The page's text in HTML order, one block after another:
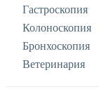
Гастроскопия
Колоноскопия
Бронхоскопия
Ветеринария